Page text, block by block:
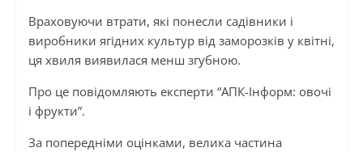
Враховуючи втрати, які понесли садівники і
виробники ягідних культур від заморозків у квітні,
ця хвиля виявилася менш згубною.
Про це повідомляють експерти “АПК-Інформ: овочі
і фрукти”.
За попередніми оцінками, велика частина